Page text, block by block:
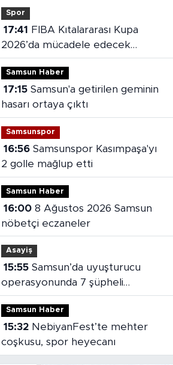
Spor
17:41
2026’da mücadele edecek
takımlar belli oldu
Samsun Haber
17:15Samsun'a getirilen geminin
hasarı ortaya çıktı
Samsunspor
16:56Samsunspor Kasımpaşa'yı
2 golle mağlup etti
Samsun Haber
16:008 Ağustos 2026 Samsun
nöbetçi eczaneler
Asayiş
15:55Samsun’da uyuşturucu
operasyonunda 7 şüpheli
cezaevine gönderildi
Samsun Haber
15:32NebiyanFest’te mehter
coşkusu, spor heyecanı